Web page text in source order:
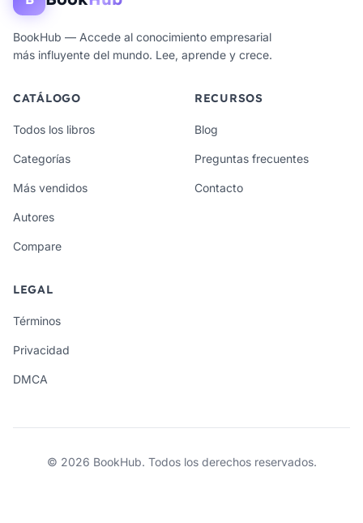
BookHub — Accede al conocimiento empresarial
más influyente del mundo. Lee, aprende y crece.
CATÁLOGO
Todos los libros
Categorías
Más vendidos
Autores
Compare
RECURSOS
Blog
Preguntas frecuentes
Contacto
LEGAL
Términos
Privacidad
DMCA
© 2026 BookHub. Todos los derechos reservados.